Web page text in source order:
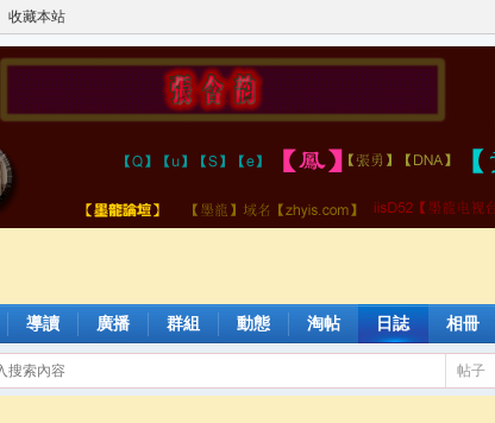
收藏本站
導讀 廣播 群組 動態 淘帖 日誌 相冊
帖子